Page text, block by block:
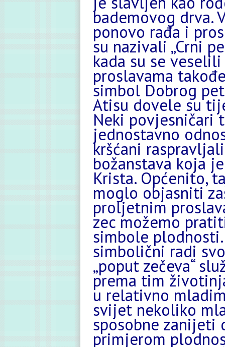
bademovog drva.
ponovo rađa i
su nazivali „Crni
kada su se
proslavama
simbol Dobrog
Atisu dovele su
Neki povjesničari
jednostavno
kršćani
božanstava koja
Krista. Općenito,
moglo objasniti
proljetnim
zec možemo
simbole
simbolični radi
„poput zečeva“
prema tim
u relativno
svijet nekoliko
sposobne zanijeti
primjerom